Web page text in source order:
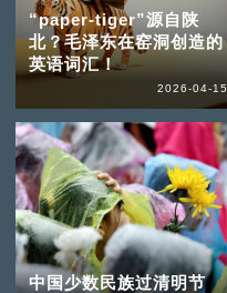
“paper-tiger”源自陕
北？毛泽东在窑洞创造的
英语词汇！
2026-04-15
中国少数民族过清明节